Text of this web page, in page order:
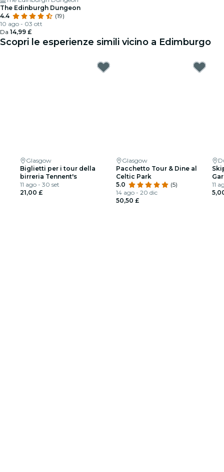
The Edinburgh Dungeon
4.4
(19)
10 ago - 03 ott
Da 14,99 £
Scopri le esperienze simili vicino a Edimburgo
Glasgow
Biglietti per i tour della
birreria Tennent's
11 ago - 30 set
21,00 £
Glasgow
Pacchetto Tour & Dine al
Celtic Park
5.0
(5)
14 ago - 20 dic
50,50 £
11